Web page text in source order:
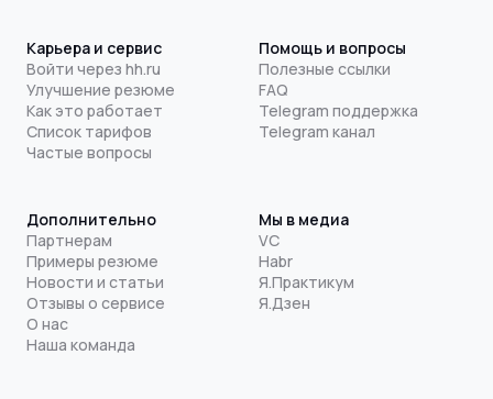
Карьера и сервис
Войти через hh.ru
Улучшение резюме
Как это работает
Список тарифов
Частые вопросы
Помощь и вопросы
Полезные ссылки
FAQ
Telegram поддержка
Telegram канал
Дополнительно
Партнерам
Примеры резюме
Новости и статьи
Отзывы о сервисе
О нас
Наша команда
Мы в медиа
VC
Habr
Я.Практикум
Я.Дзен